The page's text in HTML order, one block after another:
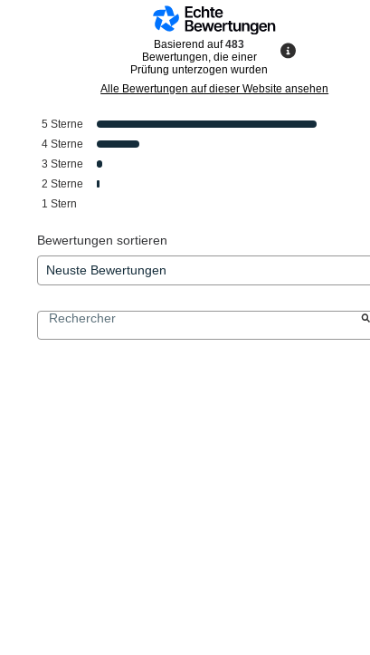
Basierend auf483
Bewertungen, die einer
Prüfung unterzogen wurden
Alle Bewertungen auf dieser Website ansehen
5 Sterne
4 Sterne
3 Sterne
2 Sterne
1 Stern
Bewertungen sortieren